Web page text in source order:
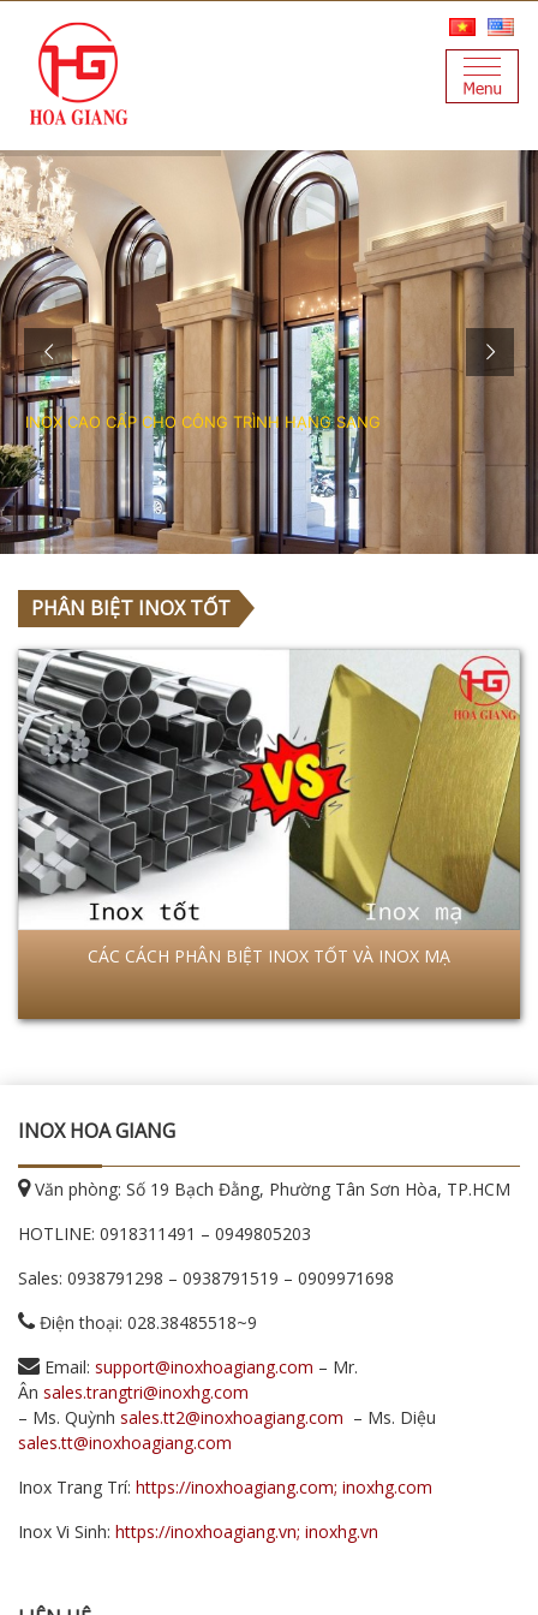
INOX CAO CẤP CHO CÔNG TRÌNH HẠNG SANG
PHÂN BIỆT INOX TỐT
CÁC CÁCH PHÂN BIỆT INOX TỐT VÀ INOX MẠ
INOX HOA GIANG
Văn phòng: Số 19 Bạch Đằng, Phường Tân Sơn Hòa, TP.HCM
HOTLINE: 0918311491 – 0949805203
Sales: 0938791298 – 0938791519 – 0909971698
Điện thoại: 028.38485518~9
Email: support@inoxhoagiang.com – Mr.
Ân sales.trangtri@inoxhg.com
– Ms. Quỳnh sales.tt2@inoxhoagiang.com – Ms. Diệu
sales.tt@inoxhoagiang.com
Inox Trang Trí: https://inoxhoagiang.com; inoxhg.com
Inox Vi Sinh: https://inoxhoagiang.vn; inoxhg.vn